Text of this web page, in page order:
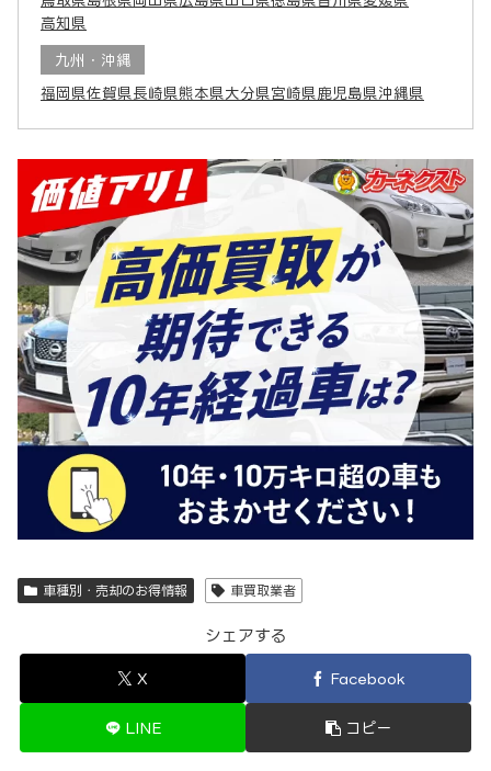
高知県
九州・沖縄
福岡県佐賀県長崎県熊本県大分県宮崎県鹿児島県沖縄県
車種別・売却のお得情報 車買取業者
シェアする
X Facebook
LINE コピー